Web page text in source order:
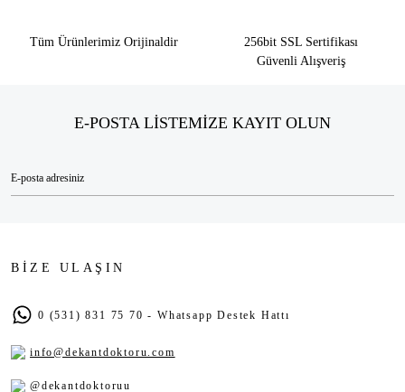
Tüm Ürünlerimiz Orijinaldir
256bit SSL Sertifikası
Güvenli Alışveriş
E-POSTA LİSTEMİZE KAYIT OLUN
BİZE ULAŞIN
0 (531) 831 75 70 - Whatsapp Destek Hattı
info@dekantdoktoru.com
@dekantdoktoruu